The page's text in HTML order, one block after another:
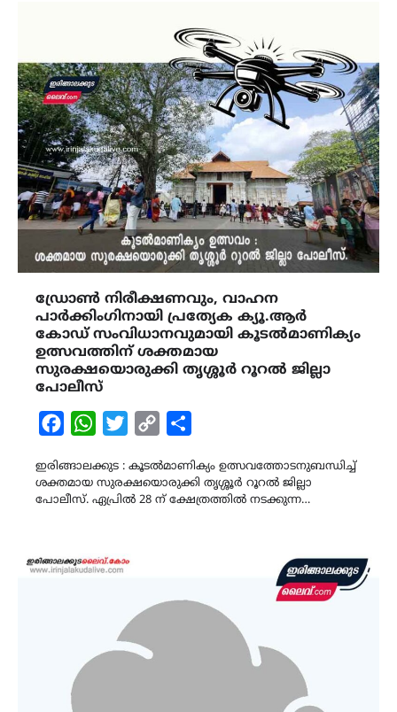
ഡ്രോൺ നിരീക്ഷണവും, വാഹന
പാർക്കിംഗിനായി പ്രത്യേക ക്യൂ.ആർ
കോഡ് സംവിധാനവുമായി കൂടൽമാണിക്യം
ഉത്സവത്തിന് ശക്തമായ
സുരക്ഷയൊരുക്കി തൃശ്ശൂർ റൂറൽ ജില്ലാ
പോലീസ്
FacebookWhatsAppTwitterCopy
ഇരിങ്ങാലക്കുട : കൂടൽമാണിക്യം ഉത്സവത്തോടനുബന്ധിച്ച്
ശക്തമായ സുരക്ഷയൊരുക്കി തൃശ്ശൂർ റൂറൽ ജില്ലാ
പോലീസ്. ഏപ്രിൽ 28 ന് ക്ഷേത്രത്തിൽ നടക്കുന്ന…